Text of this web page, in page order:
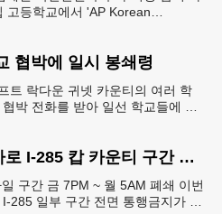
고등학교에서 'AP Korean
협박에 일시 봉쇄령
트 락다운 귀넷 카운티의 여러 학
박 전화를 받아 일선 학교들에 일
주말 포장공사로 I-285 캅 카운티 구간 통행금지
구간 금 7PM ~ 월 5AM 폐쇄 이번
285 일부 구간 전면 통행금지가 시